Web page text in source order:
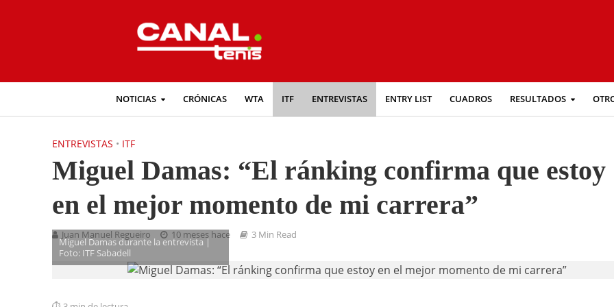
NOTICIAS CRÓNICAS WTA ITF ENTREVISTAS ENTRY LIST CUADROS RESULTADOS
ENTREVISTAS • ITF
Miguel Damas: “El ránking confirma que estoy
en el mejor momento de mi carrera”
Juan Manuel Regueiro 10 meses hace 3 Min Read
Miguel Damas durante la entrevista |
Foto: ITF Sabadell